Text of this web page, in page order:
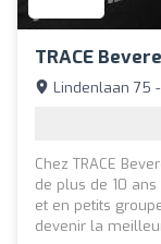
TRACE
Lindenlaan 75
Chez TRACE
de plus de 10
et en petits
devenir la